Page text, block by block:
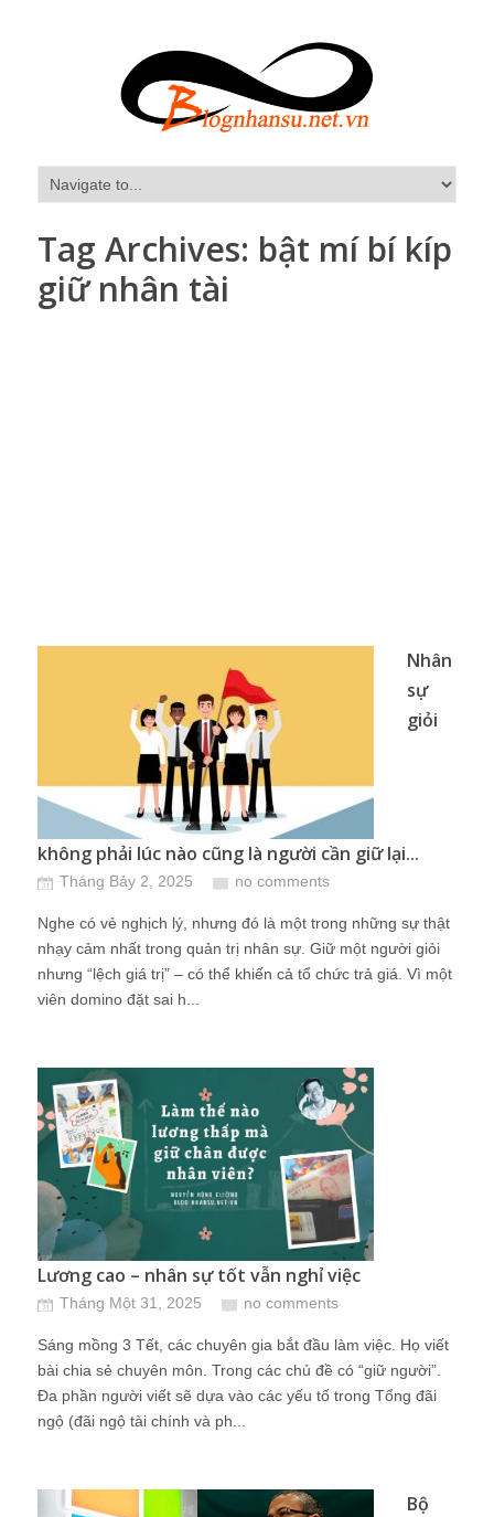
Tag Archives: bật mí bí kíp
giữ nhân tài
Nhân
sự
giỏi
không phải lúc nào cũng là người cần giữ lại...
Tháng Bảy 2, 2025 no comments
Nghe có vẻ nghịch lý, nhưng đó là một trong những sự thật
nhạy cảm nhất trong quản trị nhân sự. Giữ một người giỏi
nhưng “lệch giá trị” – có thể khiến cả tổ chức trả giá. Vì một
viên domino đặt sai h...
Lương cao – nhân sự tốt vẫn nghỉ việc
Tháng Một 31, 2025 no comments
Sáng mồng 3 Tết, các chuyên gia bắt đầu làm việc. Họ viết
bài chia sẻ chuyên môn. Trong các chủ đề có “giữ người”.
Đa phần người viết sẽ dựa vào các yếu tố trong Tổng đãi
ngộ (đãi ngộ tài chính và ph...
Bộ